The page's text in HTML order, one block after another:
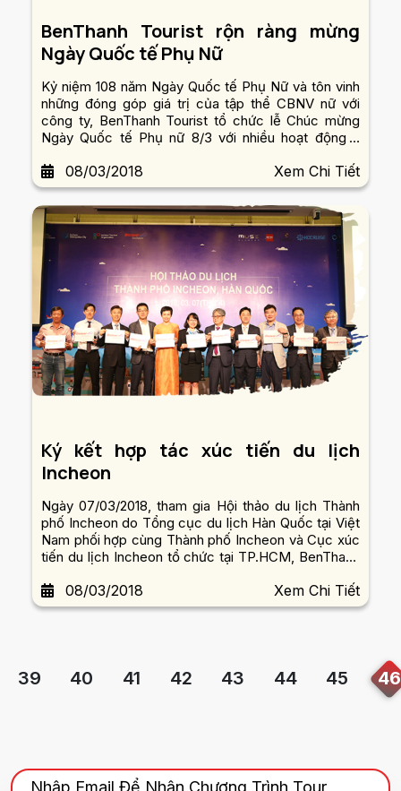
BenThanh Tourist rộn ràng mừng
Ngày Quốc tế Phụ Nữ
Kỷ niệm 108 năm Ngày Quốc tế Phụ Nữ và tôn vinh
những đóng góp giá trị của tập thể CBNV nữ với
công ty, BenThanh Tourist tổ chức lễ Chúc mừng
Ngày Quốc tế Phụ nữ 8/3 với nhiều hoạt động ý
thống công ty.
08/03/2018 Xem Chi Tiết
Ký kết hợp tác xúc tiến du lịch
Incheon
Ngày 07/03/2018, tham gia Hội thảo du lịch Thành
phố Incheon do Tổng cục du lịch Hàn Quốc tại Việt
Nam phối hợp cùng Thành phố Incheon và Cục xúc
tiến du lịch Incheon tổ chức tại TP.HCM, BenThanh
thức ký kết Biên bản Hợp tác xây dựng và quảng bá
sản...
08/03/2018 Xem Chi Tiết
39 40 41 42 43 44 45 46
Nhập Email Để Nhận Chương Trình Tour